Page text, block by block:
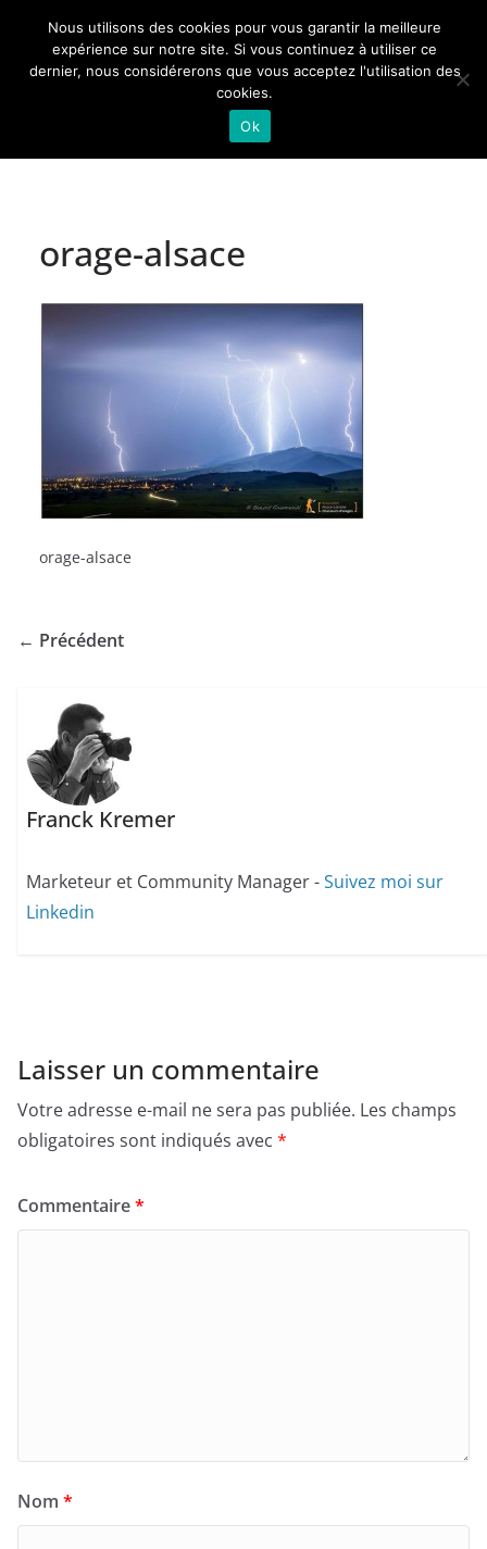
contenu
Actualités de Lorraine pour les Lorrains
orage-alsace
orage-alsace
← Précédent
Franck Kremer
Marketeur et Community Manager -Suivez moi sur
Linkedin
Laisser un commentaire
Votre adresse e-mail ne sera pas publiée. Les champs
obligatoires sont indiqués avec *
Commentaire*
Nom *
Nous utilisons des cookies pour vous garantir la meilleure
expérience sur notre site. Si vous continuez à utiliser ce
dernier, nous considérerons que vous acceptez l'utilisation des
cookies.
Ok